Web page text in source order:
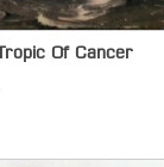
Of Cancer